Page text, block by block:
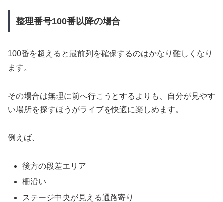
整理番号100番以降の場合
100番を超えると最前列を確保するのはかなり難しくなり
ます。
その場合は無理に前へ行こうとするよりも、自分が見やす
い場所を探すほうがライブを快適に楽しめます。
例えば、
後方の段差エリア
柵沿い
ステージ中央が見える通路寄り